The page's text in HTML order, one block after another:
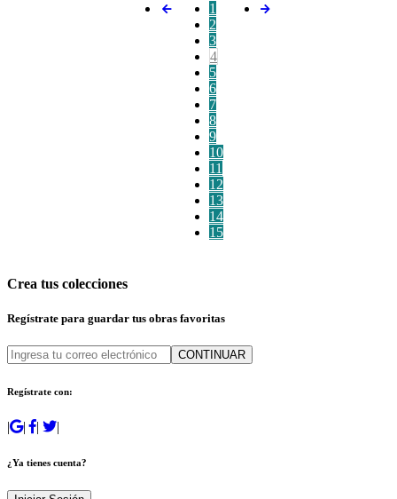
1
2
3
4
5
6
7
8
9
10
11
12
13
14
15
Crea tus colecciones
Regístrate para guardar tus obras favoritas
CONTINUAR
Regístrate con:
| | | |
¿Ya tienes cuenta?